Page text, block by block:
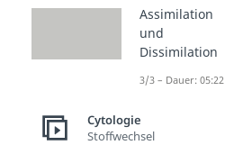
Assimilation
und
Dissimilation
3/3 – Dauer: 05:22
Cytologie
Stoffwechsel